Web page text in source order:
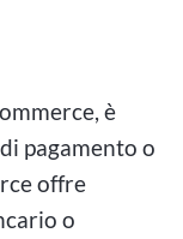
è
pagamento o
offre
o